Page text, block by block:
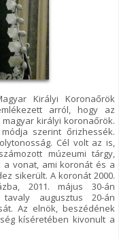
Királyi Koronaőrök
arról, hogy az
királyi koronaőrök.
szerint őrizhessék.
Cél volt az is,
múzeumi tárgy,
vonat, ami koronát és a
sikerült. A koronát 2000.
2011. május 30-án
augusztus 20-án
Az elnök, beszédének
kíséretében kivonult a